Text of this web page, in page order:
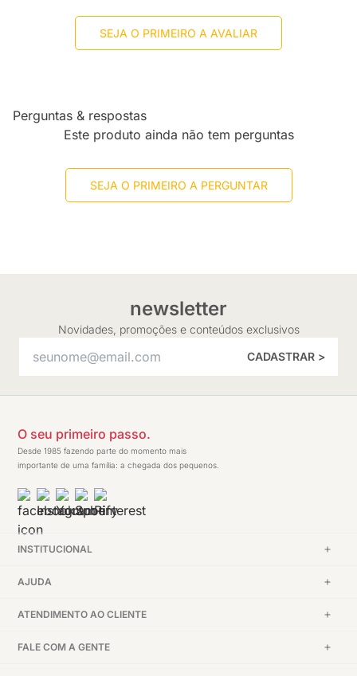
SEJA O PRIMEIRO A AVALIAR
Perguntas & respostas
Este produto ainda não tem perguntas
SEJA O PRIMEIRO A PERGUNTAR
newsletter
Novidades, promoções e conteúdos exclusivos
CADASTRAR >
O seu primeiro passo.
Desde 1985 fazendo parte do momento mais
importante de uma família: a chegada dos pequenos.
INSTITUCIONAL
AJUDA
ATENDIMENTO AO CLIENTE
FALE COM A GENTE